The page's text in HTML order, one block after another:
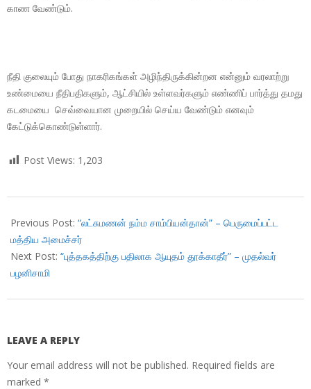
காண வேண்டும்.
நீதி குலையும் போது நாகரிகங்கள் அழிந்திருக்கின்றன என்னும் வரலாற்று
உண்மையை நீதிபதிகளும், ஆட்சியில் உள்ளவர்களும் எண்ணிப் பார்த்து தமது
கடமையை செவ்வையான முறையில் செய்ய வேண்டும் எனவும்
கேட்டுக்கொண்டுள்ளார்.
Post Views: 1,203
09-
06
Previous Post: “லட்சுமணன் நம்ம சாம்பியன்தான்” – பெருமைப்பட்ட
மத்திய அமைச்சர்
Next Post: “புத்தகத்திற்கு பதிலாக ஆயுதம் தூக்காதீர்” – முதல்வர்
பழனிசாமி
LEAVE A REPLY
Your email address will not be published. Required fields are
marked *